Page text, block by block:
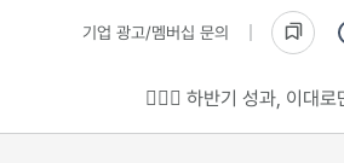
기업 광고/멤버십 문의
💁🏻‍♂️ 하반기 성과, 이대